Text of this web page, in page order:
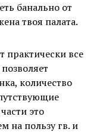
банально от
твоя палата.
практически все
количество
это
на пользу гв. и